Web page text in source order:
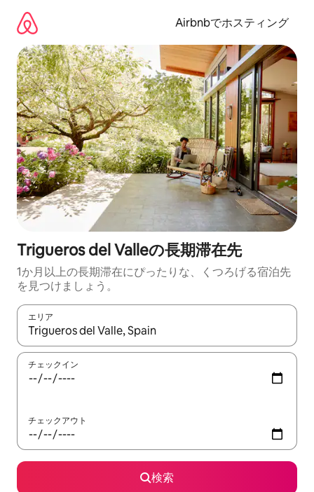
Airbnbでホスティング
Trigueros del Valleの長期滞在先
1か月以上の長期滞在にぴったりな、くつろげる宿泊先
を見つけましょう。
エリア
検索結果が表示されたら、上下の矢印キーを使って移動するか
チェックイン
チェックアウト
検索